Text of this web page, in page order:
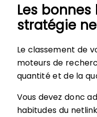
Les
stratégie
Le classement de
moteurs de
quantité et de la
Vous devez donc
habitudes du